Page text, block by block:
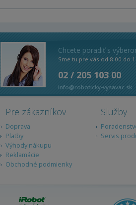
Chcete poradiť s
Sme tu pre vás od 8:00 do
02 / 205 103 00
info@roboticky-vysavac.sk
Pre zákazníkov
Doprava
Platby
Výhody nákupu
Reklamácie
Obchodné podmienky
Služby
Servis